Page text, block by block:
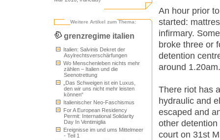
Weitere Artikel zum Thema:
grenzregime italien
Italien: Salvinis Dekret der
Asylrechtsverschärfungen
Wo Menschenleben nichts mehr
zählen – Italien und die
Seenotrettung
„Das Schweigen ist ein Luxus,
den wir uns nicht mehr leisten
können“
Italienischer Neo-Faschismus
For A European Residency
Permit: International Solidarity
Day In Ventimiglia
Ereignisse im und ums Mittelmeer
- Teil 1
An hour prior
started:
infirmary.
broke three or
detention
around 1.20am.
There riot has
hydraulic and
escaped and
other
court on 31st